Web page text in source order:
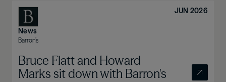
News
Barron’s
JUN 2026
Bruce Flatt and Howard
Marks sit down with Barron's